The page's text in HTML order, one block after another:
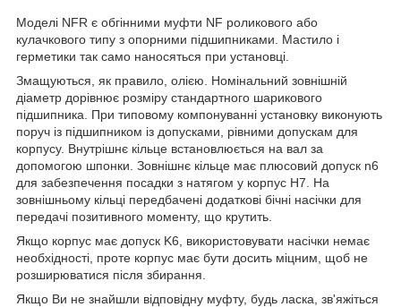
Моделі NFR є обгінними муфти NF роликового або
кулачкового типу з опорними підшипниками. Мастило і
герметики так само наносяться при установці.
Змащуються, як правило, олією. Номінальний зовнішній
діаметр дорівнює розміру стандартного шарикового
підшипника. При типовому компонуванні установку виконують
поруч із підшипником із допусками, рівними допускам для
корпусу. Внутрішнє кільце встановлюється на вал за
допомогою шпонки. Зовнішнє кільце має плюсовий допуск n6
для забезпечення посадки з натягом у корпус H7. На
зовнішньому кільці передбачені додаткові бічні насічки для
передачі позитивного моменту, що крутить.
Якщо корпус має допуск K6, використовувати насічки немає
необхідності, проте корпус має бути досить міцним, щоб не
розширюватися після збирання.
Якщо Ви не знайшли відповідну муфту, будь ласка, зв'яжіться